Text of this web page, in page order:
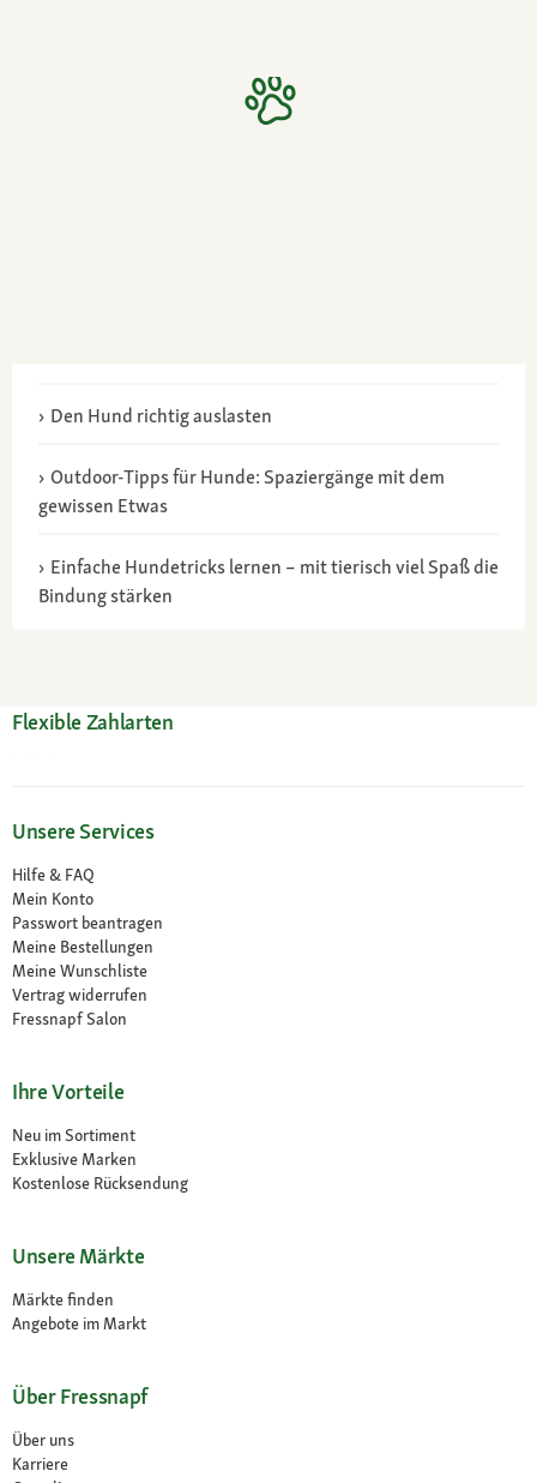
Den Hund richtig auslasten
Outdoor-Tipps für Hunde: Spaziergänge mit dem
gewissen Etwas
Einfache Hundetricks lernen – mit tierisch viel Spaß die
Bindung stärken
Flexible Zahlarten
Unsere Services
Hilfe & FAQ
Mein Konto
Passwort beantragen
Meine Bestellungen
Meine Wunschliste
Vertrag widerrufen
Fressnapf Salon
Ihre Vorteile
Neu im Sortiment
Exklusive Marken
Kostenlose Rücksendung
Unsere Märkte
Märkte finden
Angebote im Markt
Über Fressnapf
Über uns
Karriere